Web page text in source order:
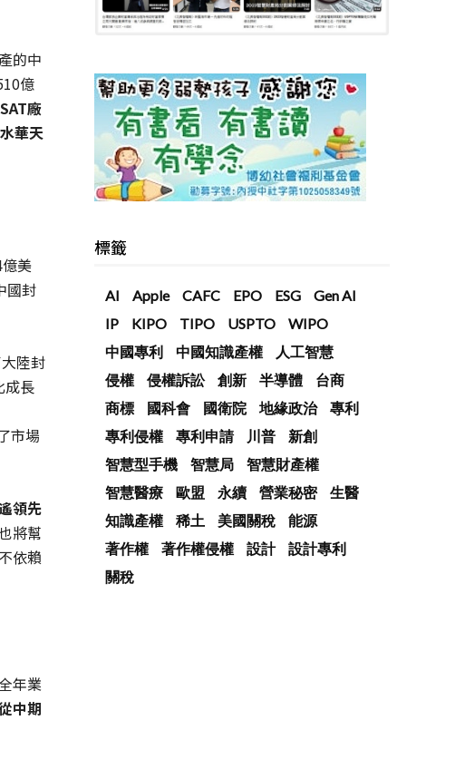
的中
億
廠
華天
美
國封
陸封
成長
市場
領先
將幫
依賴
年業
中期
標籤
AI Apple CAFC EPO ESG
Gen AI
IP
KIPO TIPO USPTO
WIPO
中國專利
中國知識產權
人工智慧
侵權
侵權訴訟 創新 半導體
台商
商標
國科會 國衛院 地緣政治
專利
專利侵權
專利申請 川普
新創
智慧型手機
智慧局
智慧財產權
智慧醫療
歐盟 永續 營業秘密
生醫
知識產權
稀土 美國關稅
能源
著作權
著作權侵權 設計
設計專利
關稅